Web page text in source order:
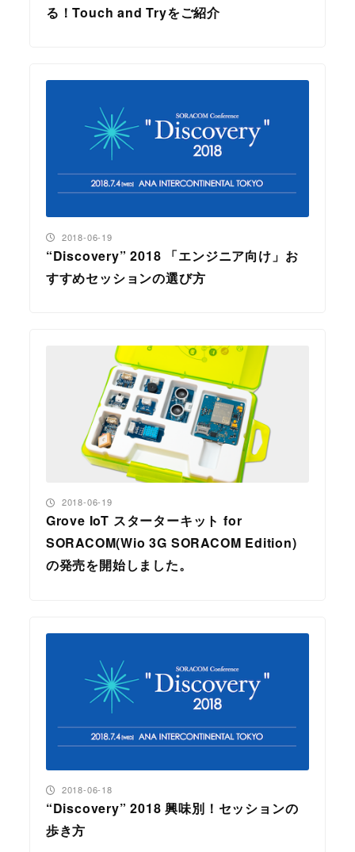
る！Touch and Tryをご紹介
“Discovery” 2018 「エンジニア向け」お
すすめセッションの選び方
投稿日
2018-06-19
Grove IoT スターターキット for
SORACOM(Wio 3G SORACOM Edition)
の発売を開始しました。
投稿日
2018-06-19
“Discovery” 2018 興味別！セッションの
歩き方
投稿日
2018-06-18